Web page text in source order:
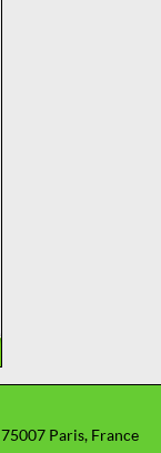
Paris, France